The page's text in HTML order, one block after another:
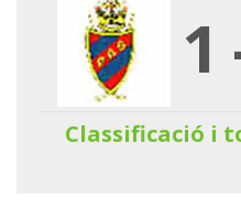
1
Classificació i